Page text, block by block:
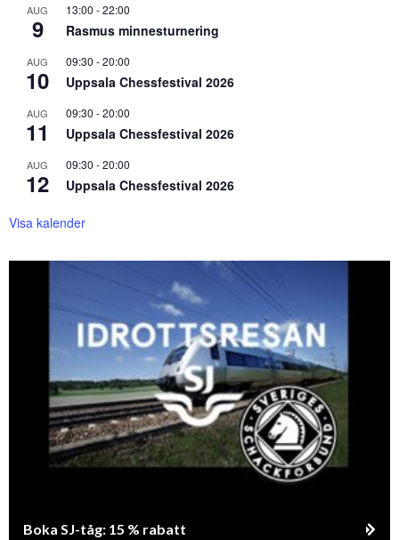
AUG
9
13:00 -22:00
Rasmus minnesturnering
AUG
10
09:30 -20:00
Uppsala Chessfestival 2026
AUG
11
09:30 -20:00
Uppsala Chessfestival 2026
AUG
12
09:30 -20:00
Uppsala Chessfestival 2026
Visa kalender
Boka SJ-tåg: 15 % rabatt